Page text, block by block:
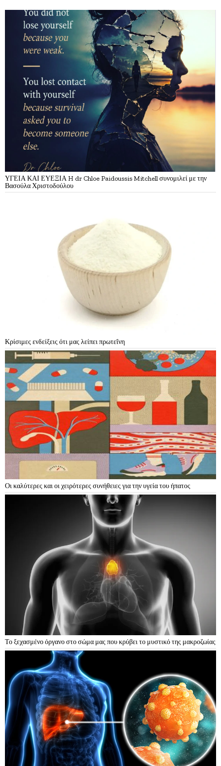
ΥΓΕΙΑ ΚΑΙ ΕΥΕΞΙΑ H dr Chloe Paidoussis Mitchell συνομιλεί με την
Βασούλα Χριστοδούλου
Κρίσιμες ενδείξεις ότι μας λείπει πρωτεΐνη
Οι καλύτερες και οι χειρότερες συνήθειες για την υγεία του ήπατος
Το ξεχασμένο όργανο στο σώμα μας που κρύβει το μυστικό της μακροζωίας